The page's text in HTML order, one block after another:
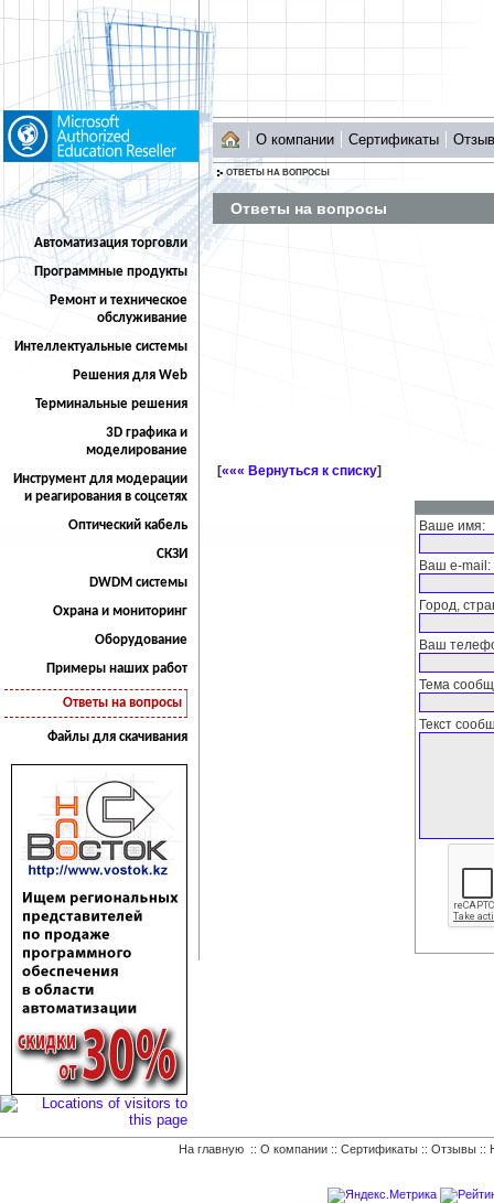
Автоматизация торговли
Программные продукты
Ремонт и техническое
обслуживание
Интеллектуальные системы
Решения для Web
Терминальные решения
3D графика и
моделирование
Инструмент для модерации
и реагирования в соцсетях
Оптический кабель
СКЗИ
DWDM системы
Охрана и мониторинг
Оборудование
Примеры наших работ
Ответы на вопросы
Файлы для скачивания
О компании Сертификаты
ОТВЕТЫ НА ВОПРОСЫ
Ответы на вопросы
[««« Вернуться к списку]
Ваше имя:
Ваш e-mail:
Город,
Ваш
Тема
Текст
На главную :: О компании :: Сертификаты :: Отзывы ::